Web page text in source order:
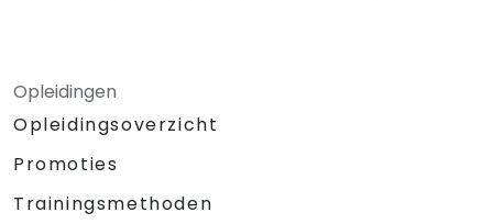
Opleidingen
Opleidingsoverzicht
Promoties
Trainingsmethoden